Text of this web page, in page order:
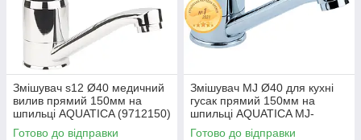
Змішувач s12 Ø40 медичний
вилив прямий 150мм на
шпильці AQUATICA (9712150)
Готово до відправки
Змішувач MJ Ø40 для кухні
гусак прямий 150мм на
шпильці AQUATICA MJ-
2B129C (9744120)
Готово до відправки